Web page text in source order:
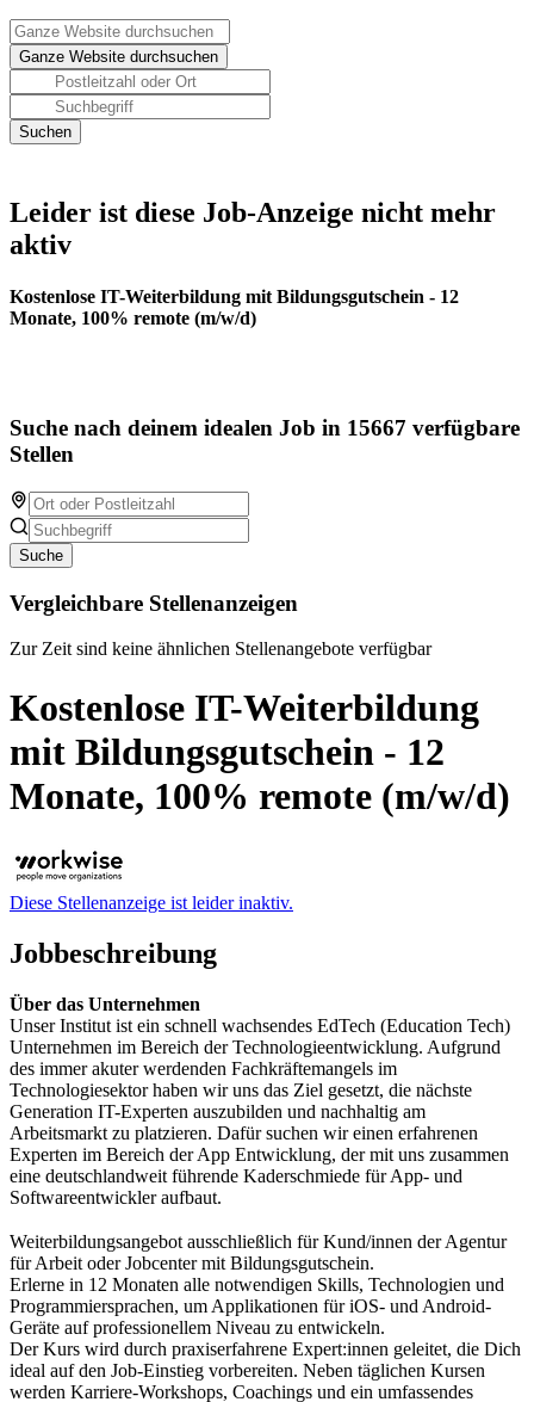
Leider ist diese Job-Anzeige nicht mehr
aktiv
Kostenlose IT-Weiterbildung mit Bildungsgutschein - 12
Monate, 100% remote (m/w/d)
Suche nach deinem idealen Job in 15667 verfügbare
Stellen
Suche
Vergleichbare Stellenanzeigen
Zur Zeit sind keine ähnlichen Stellenangebote verfügbar
Kostenlose IT-Weiterbildung
mit Bildungsgutschein - 12
Monate, 100% remote (m/w/d)
Diese Stellenanzeige ist leider inaktiv.
Jobbeschreibung
Über das Unternehmen
Unser Institut ist ein schnell wachsendes EdTech (Education Tech)
Unternehmen im Bereich der Technologieentwicklung. Aufgrund
des immer akuter werdenden Fachkräftemangels im
Technologiesektor haben wir uns das Ziel gesetzt, die nächste
Generation IT-Experten auszubilden und nachhaltig am
Arbeitsmarkt zu platzieren. Dafür suchen wir einen erfahrenen
Experten im Bereich der App Entwicklung, der mit uns zusammen
eine deutschlandweit führende Kaderschmiede für App- und
Softwareentwickler aufbaut.
Weiterbildungsangebot ausschließlich für Kund/innen der Agentur
für Arbeit oder Jobcenter mit Bildungsgutschein.
Erlerne in 12 Monaten alle notwendigen Skills, Technologien und
Programmiersprachen, um Applikationen für iOS- und Android-
Geräte auf professionellem Niveau zu entwickeln.
Der Kurs wird durch praxiserfahrene Expert:innen geleitet, die Dich
ideal auf den Job-Einstieg vorbereiten. Neben täglichen Kursen
werden Karriere-Workshops, Coachings und ein umfassendes